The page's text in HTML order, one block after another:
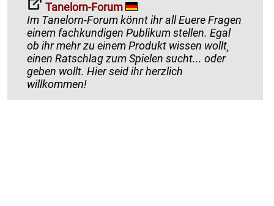
Tanelorn-Forum
Im Tanelorn-Forum könnt ihr all Euere Fragen
einem fachkundigen Publikum stellen. Egal
ob ihr mehr zu einem Produkt wissen wollt¸
einen Ratschlag zum Spielen sucht... oder
geben wollt. Hier seid ihr herzlich
willkommen!